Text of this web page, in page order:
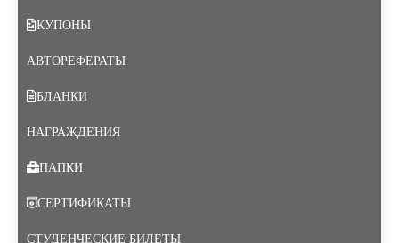
КУПОНЫ
АВТОРЕФЕРАТЫ
БЛАНКИ
НАГРАЖДЕНИЯ
ПАПКИ
СЕРТИФИКАТЫ
СТУДЕНЧЕСКИЕ БИЛЕТЫ